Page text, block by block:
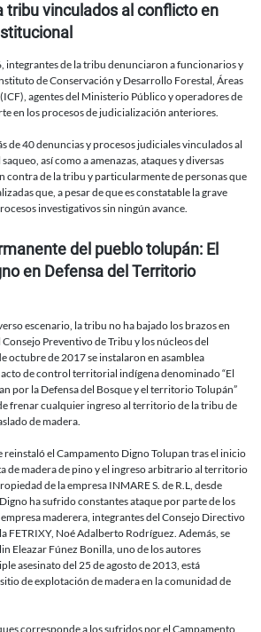
tribu vinculados al conflicto en
integrantes de la tribu denunciaron a funcionarios y
de Conservación y Desarrollo Forestal, Áreas
agentes del Ministerio Público y operadores de
en los procesos de judicialización anteriores.
de 40 denuncias y procesos judiciales vinculados al
así como a amenazas, ataques y diversas
contra de la tribu y particularmente de personas que
que, a pesar de que es constatable la grave
investigativos sin ningún avance.
del pueblo tolupán: El
en Defensa del Territorio
escenario, la tribu no ha bajado los brazos en
Preventivo de Tribu y los núcleos del
octubre de 2017 se instalaron en asamblea
de control territorial indígena denominado “El
por la Defensa del Bosque y el territorio Tolupán”
frenar cualquier ingreso al territorio de la tribu de
de madera.
reinstaló el Campamento Digno Tolupan tras el inicio
de madera de pino y el ingreso arbitrario al territorio
de la empresa INMARE S. de R.L, desde
ha sufrido constantes ataque por parte de los
maderera, integrantes del Consejo Directivo
FETRIXY, Noé Adalberto Rodríguez. Además, se
Eleazar Fúnez Bonilla, uno de los autores
asesinato del 25 de agosto de 2013, está
de explotación de madera en la comunidad de
corresponde a los sufridos por el Campamento